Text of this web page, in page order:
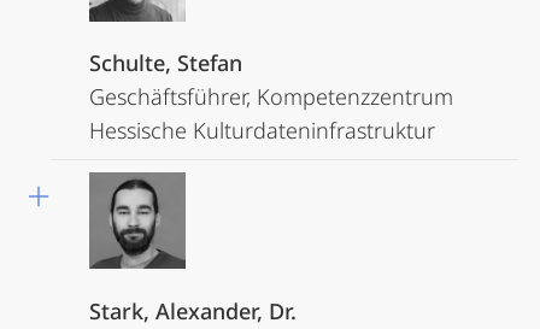
Schulte, Stefan
Geschäftsführer, Kompetenzzentrum
Hessische Kulturdateninfrastruktur
Stark, Alexander, Dr.